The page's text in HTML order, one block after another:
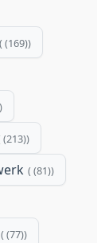
(169)
(213)
(81)
(77)